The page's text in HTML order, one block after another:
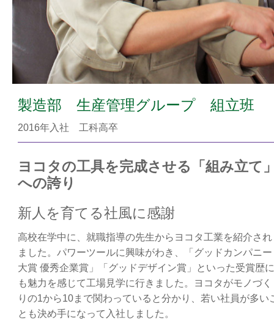
製造部 生産管理グループ 組立班
2016年入社 工科高卒
ヨコタの工具を完成させる「組み立て
への誇り
新人を育てる社風に感謝
高校在学中に、就職指導の先生からヨコタ工業を紹介され
ました。パワーツールに興味がわき、「グッドカンパニー
大賞 優秀企業賞」「グッドデザイン賞」といった受賞歴に
も魅力を感じて工場見学に行きました。ヨコタがモノづく
りの1から10まで関わっていると分かり、若い社員が多い
とも決め手になって入社しました。